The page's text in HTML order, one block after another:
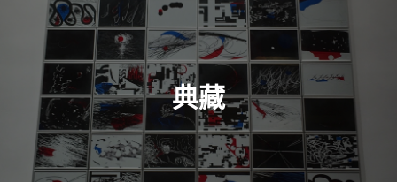
典藏